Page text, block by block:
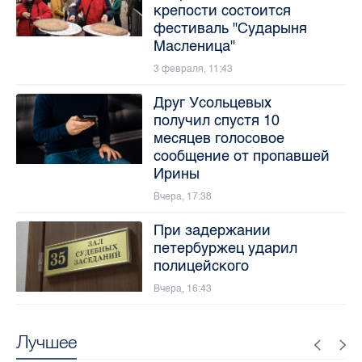
Лучшее
крепости состоится
фестиваль "Сударыня
Масленица"
3 февраля, 11:43
Друг Усольцевых
получил спустя 10
месяцев голосовое
сообщение от пропавшей
Ирины
Вчера, 17:38
При задержании
петербуржец ударил
полицейского
Вчера, 16:43